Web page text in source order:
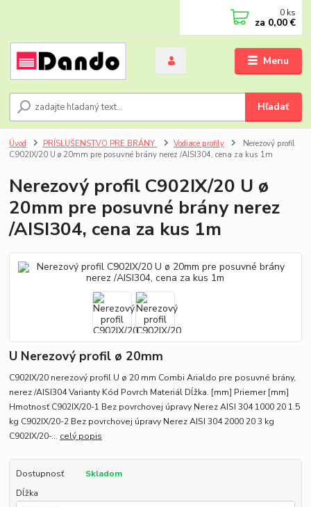
Menu
Hľadať
0 ks
za 0,00 €
Úvod PRÍSLUŠENSTVO PRE BRÁNY Vodiace profily
Nerezový profil
C902IX/20 U ø 20mm pre posuvné brány nerez /AISI304, cena za kus 1m
Nerezový profil C902IX/20 U ø
20mm pre posuvné brány nerez
/AISI304, cena za kus 1m
U Nerezový profil ø 20mm
C902IX/20 nerezový profil U ø 20 mm Combi Arialdo pre posuvné brány,
nerez /AISI304 Varianty Kód Povrch Materiál Dĺžka. [mm] Priemer [mm]
Hmotnosť C902IX/20-1 Bez povrchovej úpravy Nerez AISI 304 1000 20 1.5
kg C902IX/20-2 Bez povrchovej úpravy Nerez AISI 304 2000 20 3 kg
C902IX/20-... celý popis
Dostupnosť
Skladom
Dĺžka